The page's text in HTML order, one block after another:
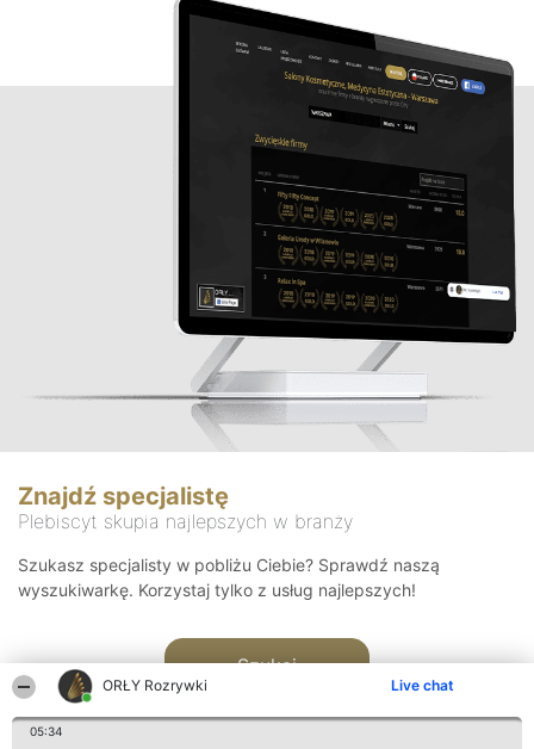
ORŁY Rozrywki Live chat
05:34
Znajdź specjalistę
Plebiscyt skupia najlepszych w branży
Szukasz specjalisty w pobliżu Ciebie? Sprawdź naszą
wyszukiwarkę. Korzystaj tylko z usług najlepszych!
Szukaj